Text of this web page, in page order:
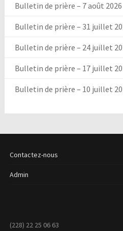
Bulletin de prière – 7 août 2026
Bulletin de prière – 31 juillet
Bulletin de prière – 24 juillet
Bulletin de prière – 17 juillet
Bulletin de prière – 10 juillet
Contactez-nous
Admin
(228) 22 25 06 63